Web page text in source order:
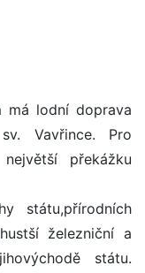
má lodní doprava
Vavřince. Pro
překážku
státu,přírodních
železniční a
státu.